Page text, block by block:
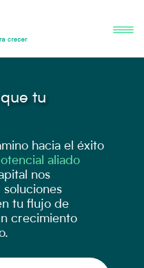
quetu
hacia el éxito
aliado
nos
tu flujo de
crecimiento